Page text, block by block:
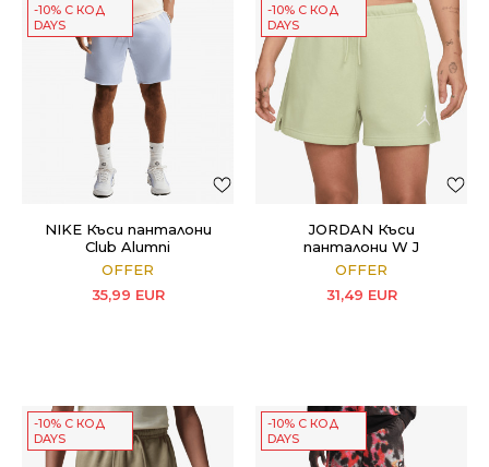
-10% С КОД
DAYS
NIKE Къси панталони
Club Alumni
OFFER
35,99 EUR
-10% С КОД
DAYS
JORDAN Къси
панталони W J
JUMPMAN FLC SHORT 2
OFFER
31,49 EUR
-10% С КОД
DAYS
-10% С КОД
DAYS